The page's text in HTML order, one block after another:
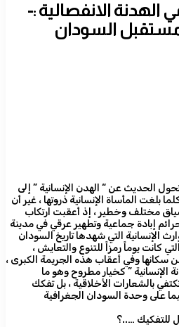
الهدنة الانفصالية :-
السودان
الحديث عن “ الهدن الإنسانية ” إلى
بلغت المأساة الإنسانية ذروتها ، غير أن
سياق مختلف وخطير ، إذ أعقبت ارتكاب
إبادة جماعية وتطهير عرقي في مدينة
الإنسانية التي شهدها تاريخ السودان
كانت يوماً رمزاً للتنوع والتعايش ،
سكانها وفي أعقاب هذه الجريمة الكبرى ،
الإنسانية ” كخيار مطروح وهو ما
بالشعارات الأخلاقية ، بل تفكك
على وحدة السودان الجغرافية
للتفكيك …..؟